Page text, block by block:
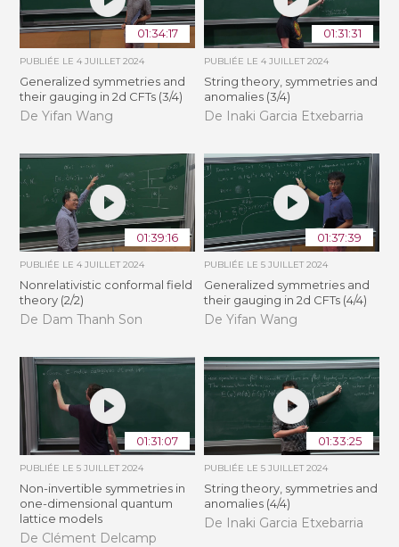
01:34:17
PUBLIÉE LE4 JUILLET 2024
Generalized symmetries and
their gauging in 2d CFTs (3/4)
De Yifan Wang
01:31:31
PUBLIÉE LE 4 JUILLET 2024
String theory, symmetries and
anomalies (3/4)
De Inaki Garcia Etxebarria
01:39:16
PUBLIÉE LE4 JUILLET 2024
Nonrelativistic conformal field
theory (2/2)
De Dam Thanh Son
01:37:39
PUBLIÉE LE 5 JUILLET 2024
Generalized symmetries and
their gauging in 2d CFTs (4/4)
De Yifan Wang
01:31:07
PUBLIÉE LE5 JUILLET 2024
Non-invertible symmetries in
one-dimensional quantum
lattice models
De Clément Delcamp
01:33:25
PUBLIÉE LE 5 JUILLET 2024
String theory, symmetries and
anomalies (4/4)
De Inaki Garcia Etxebarria